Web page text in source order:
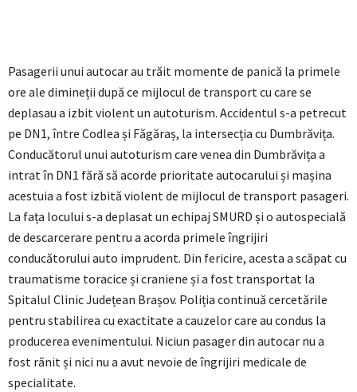
Pasagerii unui autocar au trăit momente de panică la primele
ore ale dimineții după ce mijlocul de transport cu care se
deplasau a izbit violent un autoturism. Accidentul s-a petrecut
pe DN1, între Codlea și Făgăraș, la intersecția cu Dumbrăvița.
Conducătorul unui autoturism care venea din Dumbrăvița a
intrat în DN1 fără să acorde prioritate autocarului și mașina
acestuia a fost izbită violent de mijlocul de transport pasageri.
La fața locului s-a deplasat un echipaj SMURD și o autospecială
de descarcerare pentru a acorda primele îngrijiri
conducătorului auto imprudent. Din fericire, acesta a scăpat cu
traumatisme toracice și craniene și a fost transportat la
Spitalul Clinic Județean Brașov. Poliția continuă cercetările
pentru stabilirea cu exactitate a cauzelor care au condus la
producerea evenimentului. Niciun pasager din autocar nu a
fost rănit și nici nu a avut nevoie de îngrijiri medicale de
specialitate.